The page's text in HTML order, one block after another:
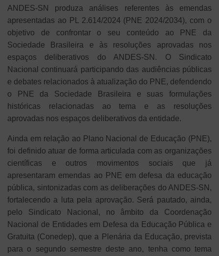
ANDES-SN produza análises referentes às emendas
apresentadas ao PL 2.614/2024 (PNE 2024/2034), com o
objetivo de confrontar o seu conteúdo ao PNE da
Sociedade Brasileira e às resoluções aprovadas nos
espaços deliberativos do ANDES-SN. O Sindicato
Nacional continuará participando das audiências públicas
e debates relacionados à atualização do PNE, defendendo
o PNE da Sociedade Brasileira e suas formulações
históricas relacionadas ao tema e as resoluções
aprovadas nos espaços deliberativos da entidade.
Ainda em relação ao Plano Nacional de Educação (PNE),
foi definido atuar de forma articulada com as organizações
científicas e outros movimentos sociais que já
apresentaram emendas ao PNE em defesa da educação
pública, sintonizadas com as deliberações do ANDES-SN,
fortalecendo a luta pela aprovação. Será pautado, ainda,
pelo Sindicato Nacional, no âmbito da Coordenação
Nacional de Entidades em Defesa da Educação Pública e
Gratuita (Conedep), que a Plenária da Educação, prevista
para o segundo semestre deste ano, tenha como tema